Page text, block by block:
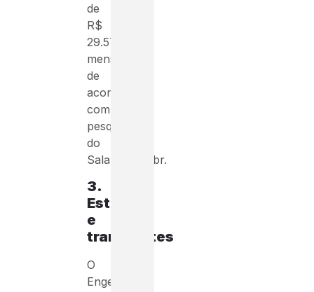
de
R$
29.570,31
mensais
de
acordo
com
pesquisa
do
Salario.com.br.
3.
Estradas
e
transportes
O
Engenheiro